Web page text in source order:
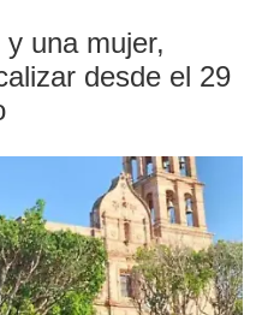
una mujer,
desde el 29